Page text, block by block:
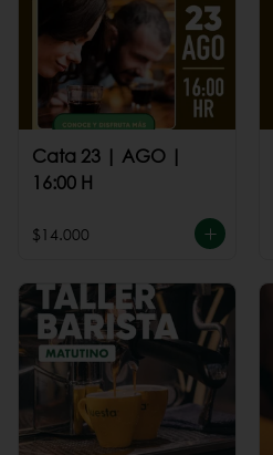
Cata 23 | AGO |
16:00 H
$14.000